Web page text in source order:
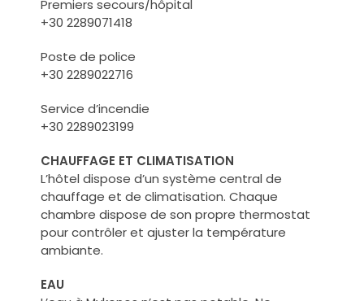
Premiers secours/hôpital
+30 2289071418
Poste de police
+30 2289022716
Service d’incendie
+30 2289023199
CHAUFFAGE ET CLIMATISATION
L’hôtel dispose d’un système central de
chauffage et de climatisation. Chaque
chambre dispose de son propre thermostat
pour contrôler et ajuster la température
ambiante.
EAU